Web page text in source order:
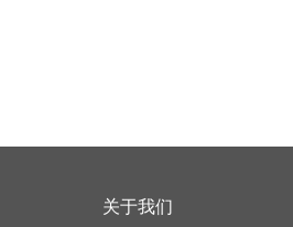
关于我们